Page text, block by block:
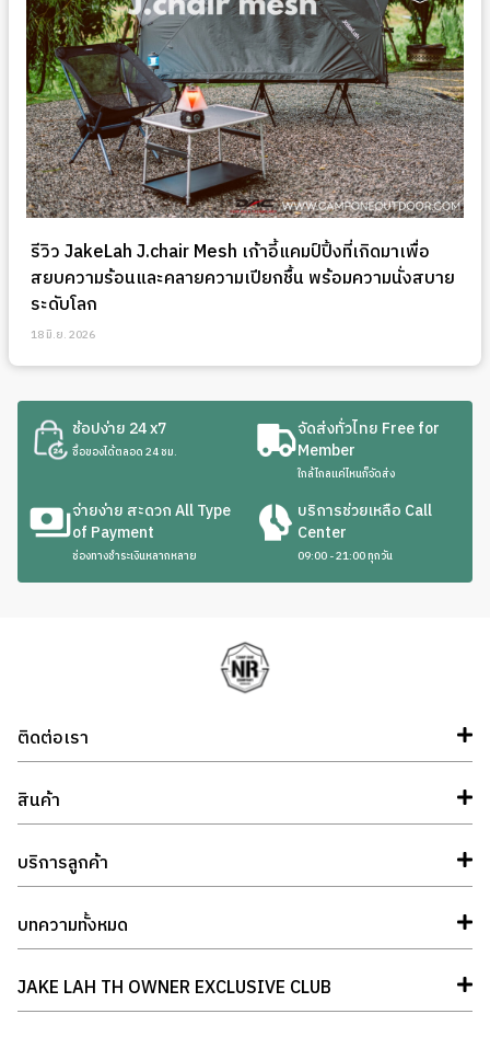
รีวิว JakeLah J.chair Mesh เก้าอี้แคมป์ปิ้งที่เกิดมาเพื่อ
สยบความร้อนและคลายความเปียกชื้น พร้อมความนั่งสบาย
ระดับโลก
18 มิ.ย. 2026
ช้อปง่าย 24 x7
ซื้อของได้ตลอด 24 ชม.
จัดส่งทั่วไทย Free for
Member
ใกล้ไกลแค่ไหนก็จัดส่ง
จ่ายง่าย สะดวก All Type
of Payment
ช่องทางชำระเงินหลากหลาย
บริการช่วยเหลือ Call
Center
09:00 - 21:00 ทุกวัน
ติดต่อเรา
สินค้า
บริการลูกค้า
บทความทั้งหมด
JAKE LAH TH OWNER EXCLUSIVE CLUB